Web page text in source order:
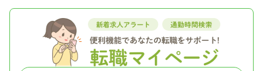
オペ室(手術室)正・准看護師 一般＋療養